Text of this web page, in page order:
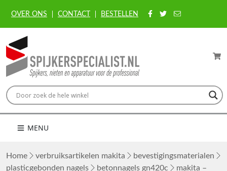
OVER ONS CONTACT BESTELLEN
MENU
Home verbruiksartikelen makita
bevestigingsmaterialen
plasticgebonden nagels
betonnagels gn420c
makita –